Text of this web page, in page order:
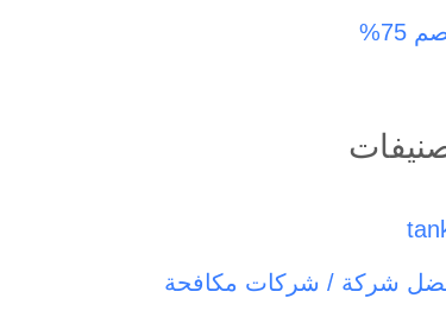
75%
شركة / شركات مكافحة